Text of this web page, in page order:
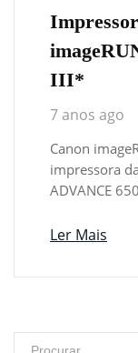
III*
7 anos ago
Canon
impressora
ADVANCE
Ler Mais